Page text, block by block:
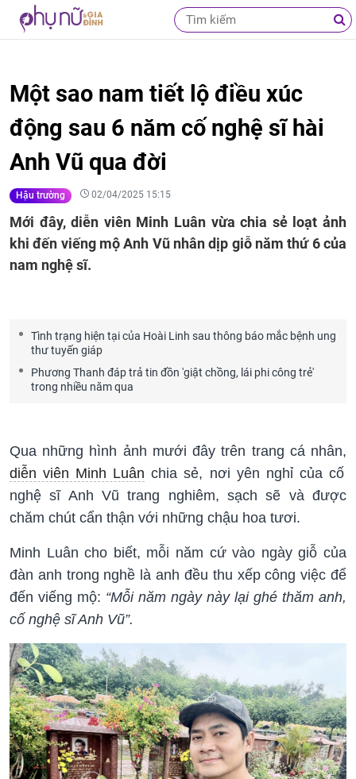
Một sao nam tiết lộ điều xúc
động sau 6 năm cố nghệ sĩ hài
Anh Vũ qua đời
Hậu trường 02/04/2025 15:15
Mới đây, diễn viên Minh Luân vừa chia sẻ loạt ảnh
khi đến viếng mộ Anh Vũ nhân dịp giỗ năm thứ 6 của
nam nghệ sĩ.
Tình trạng hiện tại của Hoài Linh sau thông báo mắc bệnh ung
thư tuyến giáp
Phương Thanh đáp trả tin đồn 'giật chồng, lái phi công trẻ'
trong nhiều năm qua
Qua những hình ảnh mưới đây trên trang cá nhân,
diễn viên Minh Luân chia sẻ, nơi yên nghỉ của cố
nghệ sĩ Anh Vũ trang nghiêm, sạch sẽ và được
chăm chút cẩn thận với những chậu hoa tươi.
Minh Luân cho biết, mỗi năm cứ vào ngày giỗ của
đàn anh trong nghề là anh đều thu xếp công việc để
đến viếng mộ: “Mỗi năm ngày này lại ghé thăm anh,
cố nghệ sĩ Anh Vũ”.